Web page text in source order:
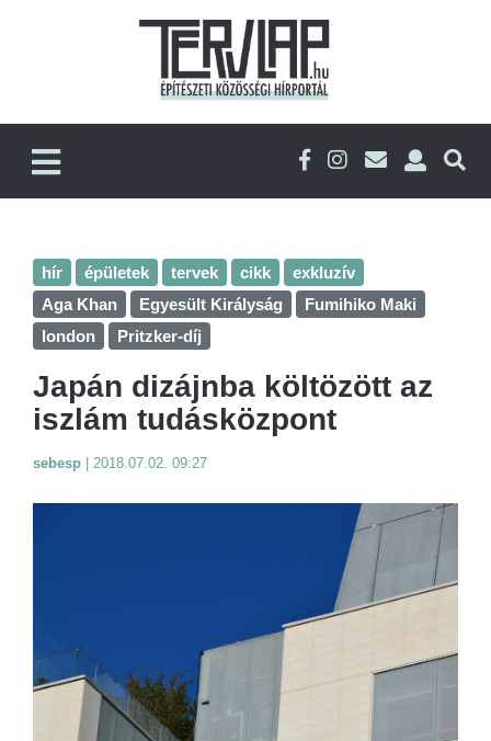
hír épületek tervek cikk
exkluzív
Aga Khan
Egyesült Királyság
Fumihiko Maki
london
Pritzker-díj
Japán dizájnba költözött az
iszlám tudásközpont
sebesp 2018.07.02. 09:27